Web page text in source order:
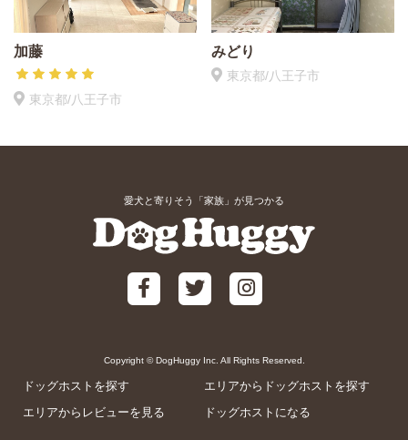
加藤
東京都/八王子市
みどり
東京都/八王子市
愛犬と寄りそう「家族」が見つかる
Copyright © DogHuggy Inc. All Rights Reserved.
ドッグホストを探す
エリアからドッグホストを探す
エリアからレビューを見る
ドッグホストになる